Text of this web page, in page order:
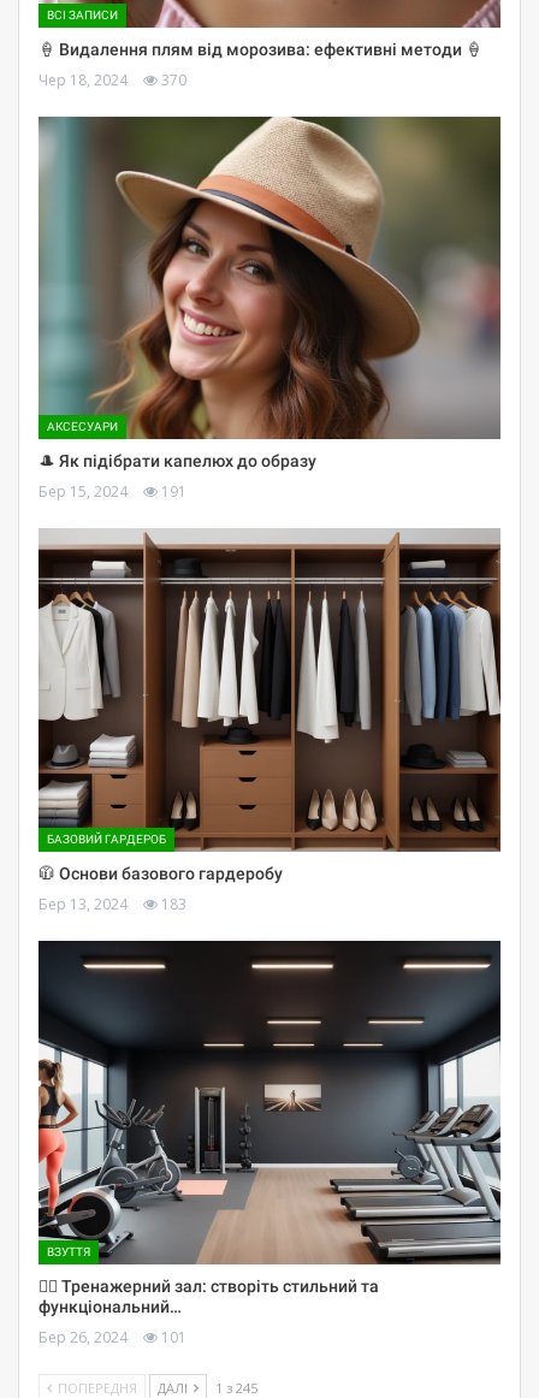
ВСІ ЗАПИСИ
🍦 Видалення плям від морозива: ефективні методи 🍦
Чер 18, 2024 370
АКСЕСУАРИ
🎩 Як підібрати капелюх до образу
Бер 15, 2024 191
БАЗОВИЙ ГАРДЕРОБ
🧥 Основи базового гардеробу
Бер 13, 2024 183
ВЗУТТЯ
🏋️‍♀️ Тренажерний зал: створіть стильний та
функціональний…
Бер 26, 2024 101
ПОПЕРЕДНЯ ДАЛІ 1 з 245